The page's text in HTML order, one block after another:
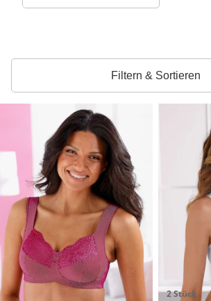
Filtern & Sortieren
2 Stück